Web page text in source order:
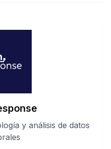
y análisis de datos